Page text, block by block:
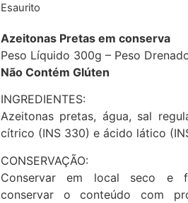
Esaurito
Azeitonas Pretas em conserva
Peso Líquido 300g – Peso
Não Contém Glúten
INGREDIENTES:
Azeitonas pretas, água, sal
cítrico (INS 330) e ácido lático
CONSERVAÇÃO:
Conservar em local seco e
conservar o conteúdo com